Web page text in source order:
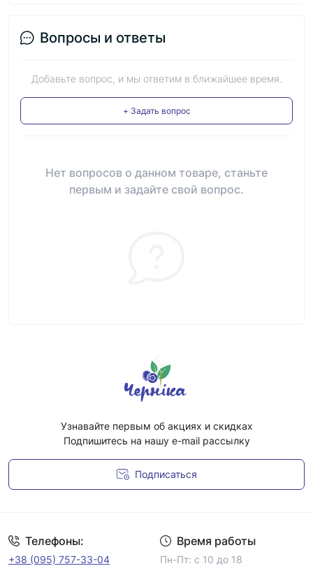
Вопросы и ответы
Добавьте вопрос, и мы ответим в ближайшее время.
+ Задать вопрос
Нет вопросов о данном товаре, станьте
первым и задайте свой вопрос.
Узнавайте первым об акциях и скидках
Подпишитесь на нашу e-mail рассылку
Подписаться
Телефоны:
+38 (095) 757-33-04
Время работы
Пн-Пт: с 10 до 18